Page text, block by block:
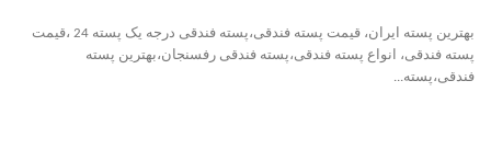
خرید پسته رفسنجان
بهترین پسته ایران، قیمت پسته فندقی،پسته فندقی درجه یک پسته 24 ،قیمت
پسته فندقی، انواع پسته فندقی،پسته فندقی رفسنجان،بهترین پسته
فندقی،پسته...